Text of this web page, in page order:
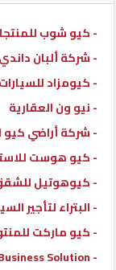
الدليل
القطري
POWERED
QHOST
- كيو شوب
- شركة ألبان داندي
- كيومزاد للسيارات
- نيو ون العقارية
- شركة أراضي كيو
- كيو هوست
- كيوهوتيل
- البتراء لتأجير
- كيو ماركت
- Maxam Business Solution